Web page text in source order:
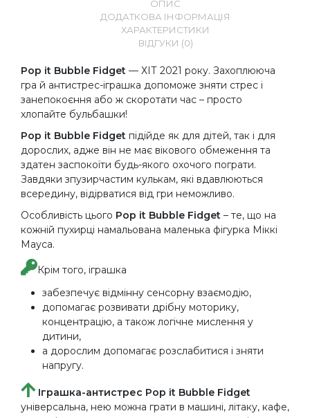
ОПИС
ДОДАТКОВА ІНФОРМАЦІЯ
ХАРАКТЕРИСТИКИ
ВІДГУКИ (0)
Pop it Bubble Fidget — ХІТ 2021 року. Захоплююча
гра й антистрес-іграшка допоможе зняти стрес і
занепокоєння або ж скоротати час – просто
хлопайте бульбашки!
Pop it Bubble Fidget підійде як для дітей, так і для
дорослих, адже він не має вікового обмеження та
здатен заспокоїти будь-якого охочого пограти.
Завдяки зпузирчастим кулькам, які вдавлюються
всередину, відірватися від гри неможливо.
Особливість цього Pop it Bubble Fidget – те, що на
кожній пухирці намальована маленька фігурка Міккі
Мауса.
Крім того, іграшка
забезпечує відмінну сенсорну взаємодію,
допомагає розвивати дрібну моторику,
концентрацію, а також логічне мислення у
дитини,
а дорослим допомагає розслабитися і зняти
напругу.
Іграшка-антистрес Pop it Bubble Fidget
універсальна, нею можна грати в машині, літаку, кафе,